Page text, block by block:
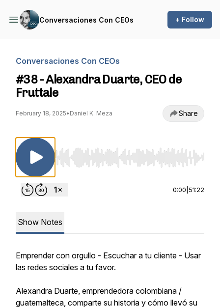
Conversaciones Con CEOs + Follow
Conversaciones Con CEOs
#38 - Alexandra Duarte, CEO de
Fruttale
February 18, 2025• Daniel K. Meza Share
Use Left/Right to seek, Home/End to jump to
0:00 51:22
Show Notes
Emprender con orgullo - Escuchar a tu cliente - Usar
las redes sociales a tu favor.
Alexandra Duarte, emprendedora colombiana /
guatemalteca, comparte su historia y cómo llevó su